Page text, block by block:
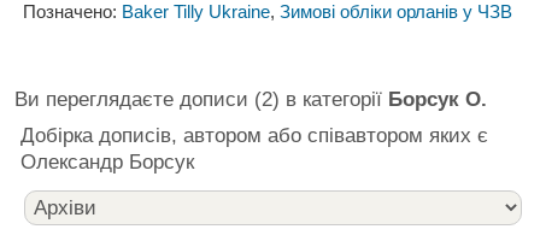
Позначено: Baker Tilly Ukraine,Зимові обліки орланів у ЧЗВ
Ви переглядаєте дописи (2) в категорії Борсук О.
Добірка дописів, автором або співавтором яких є
Олександр Борсук